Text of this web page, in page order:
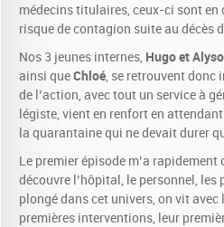
médecins titulaires, ceux-ci sont en
risque de contagion suite au décès
Nos 3 jeunes internes, Hugo et
ainsi queChloé, se retrouvent donc
de l’action, avec tout un service à
légiste, vient en renfort en
la quarantaine qui ne devait durer
Le premier épisode m’a
découvre l’hôpital, le personnel, les
plongé dans cet univers, on vit
premières interventions, leur